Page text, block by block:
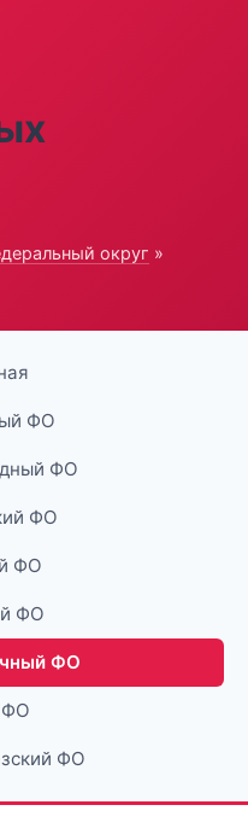
округ »
ФО
ФО
ФО
ФО
ФО
ФО
ФО